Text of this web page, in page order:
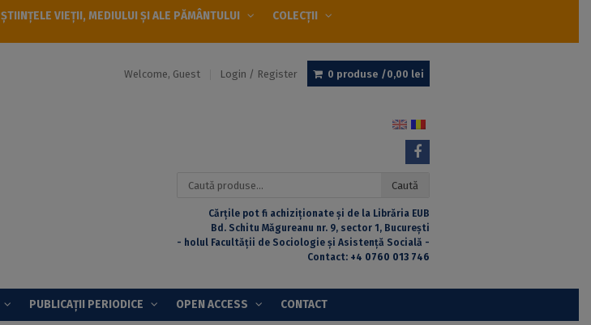
ȘTIINȚELE VIEȚII, MEDIULUI ȘI ALE PĂMÂNTULUI COLECȚII
Welcome, Guest Login / Register 0 produse /0,00 lei
Caută
Caută
Cărțile pot fi achiziționate și de la Librăria EUB
Bd. Schitu Măgureanu nr. 9, sector 1, București
- holul Facultății de Sociologie și Asistență Socială -
Contact: +4 0760 013 746
PUBLICAȚII PERIODICE OPEN ACCESS CONTACT